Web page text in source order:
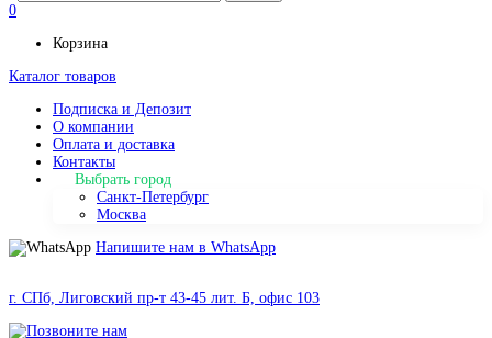
0
Корзина
Каталог товаров
Подписка и Депозит
О компании
Оплата и доставка
Контакты
Выбрать город
Санкт-Петербург
Москва
Напишите нам в WhatsApp
г. СПб, Лиговский пр-т 43-45 лит. Б, офис 103